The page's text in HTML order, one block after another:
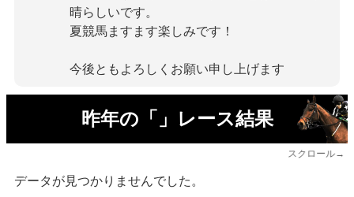
晴らしいです。
夏競馬ますます楽しみです！
今後ともよろしくお願い申し上げます
昨年の「」レース結果
スクロール→
データが見つかりませんでした。